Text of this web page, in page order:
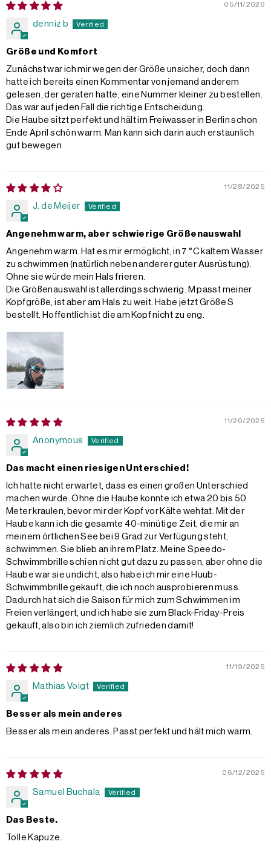
05/11/2026
denniz b
Größe und Komfort
Zunächst war ich mir wegen der Größe unsicher, doch dann
hatte ich bereits einen Kommentar von jemand anderem
gelesen, der geraten hatte, eine Nummer kleiner zu bestellen.
Das war auf jeden Fall die richtige Entscheidung.
Die Haube sitzt perfekt und hält im Freiwasser in Berlin schon
Ende April schön warm. Man kann sich darin auch erstaunlich
gut bewegen
11/28/2025
J. de Meijer
Angenehm warm, aber schwierige Größenauswahl
Angenehm warm. Hat es mir ermöglicht, in 7 °C kaltem Wasser
zu schwimmen (natürlich neben anderer guter Ausrüstung).
Ohne sie würde mein Hals frieren.
Die Größenauswahl ist allerdings schwierig. M passt meiner
Kopfgröße, ist aber am Hals zu weit. Habe jetzt Größe S
bestellt. Hoffentlich ist die am Kopf nicht zu eng.
11/20/2025
Anonymous
Das macht einen riesigen Unterschied!
Ich hatte nicht erwartet, dass es einen großen Unterschied
machen würde. Ohne die Haube konnte ich etwa 20 bis 50
Meter kraulen, bevor mir der Kopf vor Kälte wehtat. Mit der
Haube kann ich die gesamte 40-minütige Zeit, die mir an
meinem örtlichen See bei 9 Grad zur Verfügung steht,
schwimmen. Sie blieb an ihrem Platz. Meine Speedo-
Schwimmbrille schien nicht gut dazu zu passen, aber ohne die
Haube war sie undicht, also habe ich mir eine Huub-
Schwimmbrille gekauft, die ich noch ausprobieren muss.
Dadurch hat sich die Saison für mich zum Schwimmen im
Freien verlängert, und ich habe sie zum Black-Friday-Preis
gekauft, also bin ich ziemlich zufrieden damit!
11/19/2025
Mathias Voigt
Besser als mein anderes
Besser als mein anderes. Passt perfekt und hält mich warm.
06/12/2025
Samuel Buchala
Das Beste.
Tolle Kapuze.